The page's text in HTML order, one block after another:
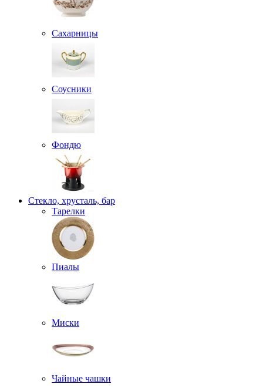
Сахарницы
Соусники
Фондю
Стекло, хрусталь, бар
Тарелки
Пиалы
Миски
Чайные чашки